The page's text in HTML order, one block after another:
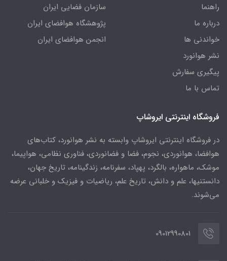
راهنما
درباره ما
خواندنی ها
نشر هوانورد
پیگیری سفارش
تماس با ما
سازمان فضایی ایران
پژوهشگاه هوافضای ایران
انجمن هوافضای ایران
فروشگاه اینترنتی ایروشاپ
در فروشگاه اینترنتی ایروشاپ وابسته به نشر هوانورد، کتاب‌های
هوافضا، هوانوردی، نجوم، فضا و فضانوردی، فناوری نظامی، هواپیما،
موشک، ماهواره، بالگرد، پهپاد، سفرنامه، زندگینامه، تاریخ جهان،
دانستنیها، علم و دانش، تاریخ علم، ریاضیات و فیزیک و خلبانی عرضه
می‌شوند.
09012990801